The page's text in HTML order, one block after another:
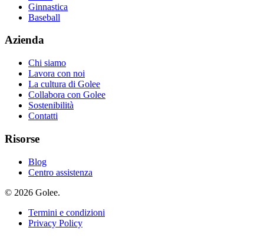
Ginnastica
Baseball
Azienda
Chi siamo
Lavora con noi
La cultura di Golee
Collabora con Golee
Sostenibilità
Contatti
Risorse
Blog
Centro assistenza
© 2026 Golee.
Termini e condizioni
Privacy Policy